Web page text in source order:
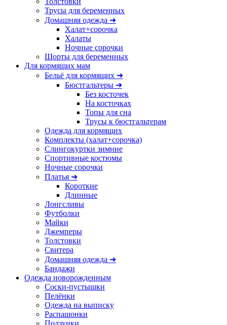
Трусы для беременных
Домашняя одежда ➜
Халат+сорочка
Халаты
Ночные сорочки
Шорты для беременных
Для кормящих мам
Бельё для кормящих ➜
Бюстгальтеры ➜
Без косточек
На косточках
Топы для сна
Трусы к бюстгальтерам
Одежда для кормящих
Комплекты (халат+сорочка)
Слингокуртки зимние
Спортивные костюмы
Ночные сорочки
Платья ➜
Короткие
Длинные
Лонгсливы
Футболки
Майки
Джемперы
Толстовки
Свитера
Домашняя одежда ➜
Бандажи
Одежда новорожденным
Соски-пустышки
Пелёнки
Одежда на выписку
Распашонки